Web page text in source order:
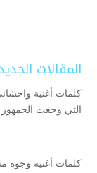
المقالات
كلمات أغنية
التي وجعت الجمهور
كلمات أغنية وجوه